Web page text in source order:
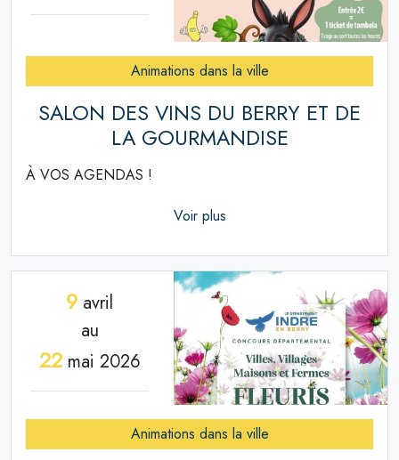
Animations dans la ville
SALON DES VINS DU BERRY ET DE
LA GOURMANDISE
À VOS AGENDAS !
Voir plus
9 avril
au
22mai 2026
Animations dans la ville